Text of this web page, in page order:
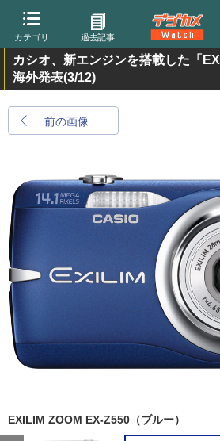
カテゴリ 過去記事
カシオ、新エンジンを搭載した「
海外発表(3/12)
前の画像
EXILIM ZOOM EX-Z550（ブルー）